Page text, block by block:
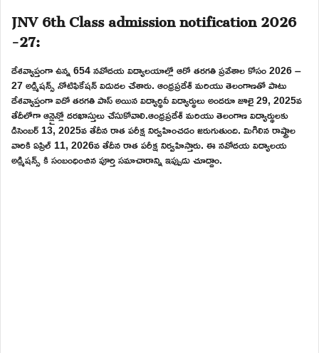
JNV 6th Class admission notification 2026
-27:
దేశవ్యాప్తంగా ఉన్న 654 నవోదయ విద్యాలయాల్లో ఆరో తరగతి ప్రవేశాల కోసం 2026 –
27 అడ్మిషన్స్ నోటిఫికేషన్ విడుదల చేశారు. ఆంధ్రప్రదేశ్ మరియు తెలంగాణతో పాటు
దేశవ్యాప్తంగా ఐదో తరగతి పాస్ అయిన విద్యార్థినీ విద్యార్థులు అందరూ జూలై 29, 2025వ
తేదీలోగా ఆన్లైన్లో దరఖాస్తులు చేసుకోవాలి.ఆంధ్రప్రదేశ్ మరియు తెలంగాణ విద్యార్థులకు
డిసెంబర్ 13, 2025వ తేదీన రాత పరీక్ష నిర్వహించడం జరుగుతుంది. మిగిలిన రాష్ట్రాల
వారికి ఏప్రిల్ 11, 2026వ తేదీన రాత పరీక్ష నిర్వహిస్తారు. ఈ నవోదయ విద్యాలయ
అడ్మిషన్స్ కి సంబంధించిన పూర్తి సమాచారాన్ని ఇప్పుడు చూద్దాం.